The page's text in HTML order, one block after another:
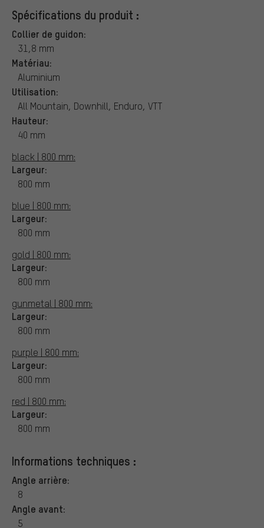
Spécifications du produit :
Collier de guidon:
31,8 mm
Matériau:
Aluminium
Utilisation:
All Mountain, Downhill, Enduro, VTT
Hauteur:
40 mm
black | 800 mm:
Largeur:
800 mm
blue | 800 mm:
Largeur:
800 mm
gold | 800 mm:
Largeur:
800 mm
gunmetal | 800 mm:
Largeur:
800 mm
purple | 800 mm:
Largeur:
800 mm
red | 800 mm:
Largeur:
800 mm
Informations techniques :
Angle arrière:
8
Angle avant:
5